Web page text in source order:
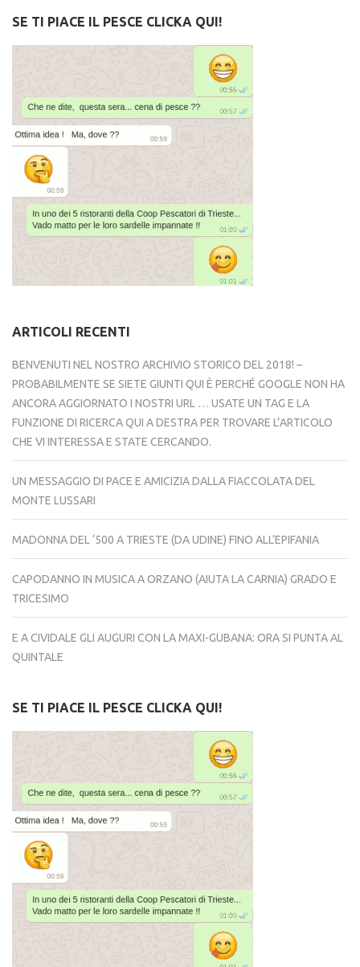
SE TI PIACE IL PESCE CLICKA QUI!
ARTICOLI RECENTI
BENVENUTI NEL NOSTRO ARCHIVIO STORICO DEL 2018! –
PROBABILMENTE SE SIETE GIUNTI QUI È PERCHÉ GOOGLE NON HA
ANCORA AGGIORNATO I NOSTRI URL … USATE UN TAG E LA
FUNZIONE DI RICERCA QUI A DESTRA PER TROVARE L’ARTICOLO
CHE VI INTERESSA E STATE CERCANDO.
UN MESSAGGIO DI PACE E AMICIZIA DALLA FIACCOLATA DEL
MONTE LUSSARI
MADONNA DEL ‘500 A TRIESTE (DA UDINE) FINO ALL’EPIFANIA
CAPODANNO IN MUSICA A ORZANO (AIUTA LA CARNIA) GRADO E
TRICESIMO
E A CIVIDALE GLI AUGURI CON LA MAXI-GUBANA: ORA SI PUNTA AL
QUINTALE
SE TI PIACE IL PESCE CLICKA QUI!